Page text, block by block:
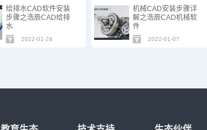
给排水CAD软件安装
步骤之浩辰CAD给排
水
2022-01-24
机械CAD安装步骤详
解之浩辰CAD机械软
件
2022-01-07